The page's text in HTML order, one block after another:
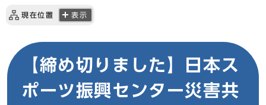
現在位置 表示
【締め切りました】日本ス
ポーツ振興センター災害共